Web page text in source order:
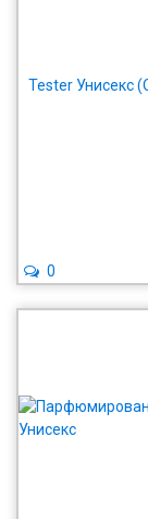
Tester Унисекс
0